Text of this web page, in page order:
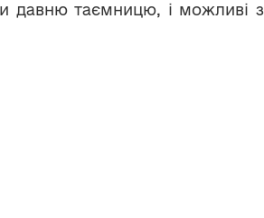
давню таємницю, і можливі